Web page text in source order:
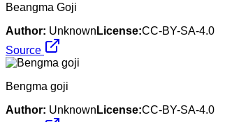
Beangma Goji
Author: Unknown License:CC-BY-SA-4.0
Source
Bengma goji
Author: Unknown License:CC-BY-SA-4.0